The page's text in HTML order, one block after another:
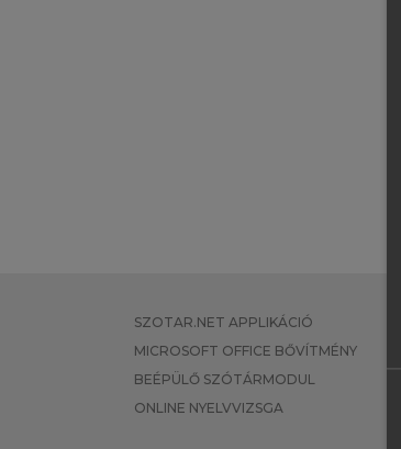
SZOTAR.NET APPLIKÁCIÓ
MICROSOFT OFFICE BŐVÍTMÉNY
BEÉPÜLŐ SZÓTÁRMODUL
ONLINE NYELVVIZSGA